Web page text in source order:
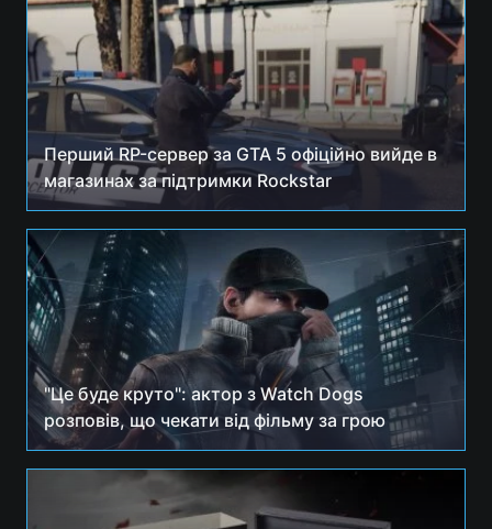
Перший RP-сервер за GTA 5 офіційно вийде в
магазинах за підтримки Rockstar
"Це буде круто": актор з Watch Dogs
розповів, що чекати від фільму за грою